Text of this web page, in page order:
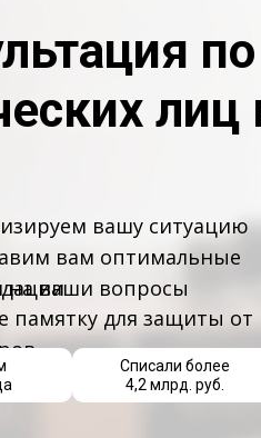
вашу ситуацию
на ваши вопросы
вам оптимальные
памятку для защиты от
Списали более
4,2 млрд. руб.